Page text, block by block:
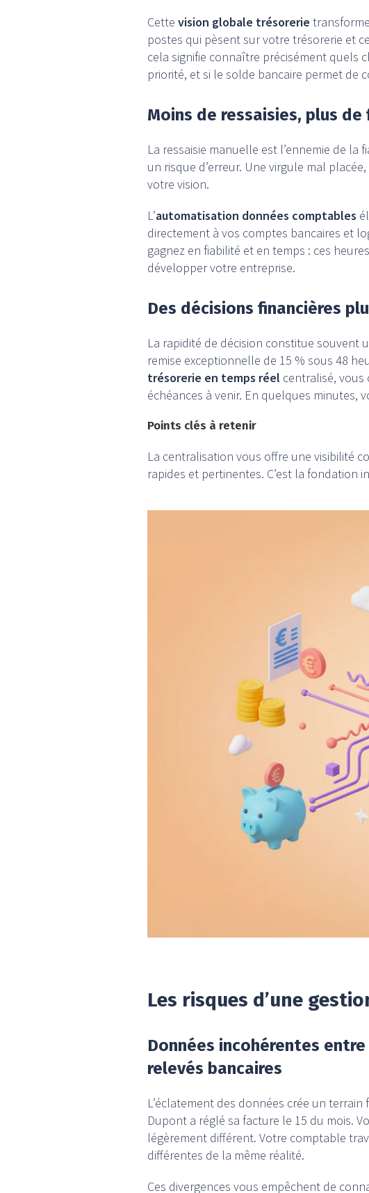
Cette vision globale trésorerie
postes qui pèsent sur votre trésorerie et
cela signifie connaître précisément quels
priorité, et si le solde bancaire permet de
Moins de ressaisies, plus
La ressaisie manuelle est l’ennemie de
un risque d’erreur. Une virgule mal
votre vision.
L’automatisation données comptables
directement à vos comptes bancaires et
gagnez en fiabilité et en temps : ces
développer votre entreprise.
Des décisions financières
La rapidité de décision constitue souvent
remise exceptionnelle de 15 % sous 48
trésorerie en temps réel centralisé,
échéances à venir. En quelques minutes,
Points clés à retenir
La centralisation vous offre une visibilité
rapides et pertinentes. C’est la fondation
Les risques d’une
Données incohérentes
relevés bancaires
L’éclatement des données crée un
Dupont a réglé sa facture le 15 du mois.
légèrement différent. Votre comptable
différentes de la même réalité.
Ces divergences vous empêchent de